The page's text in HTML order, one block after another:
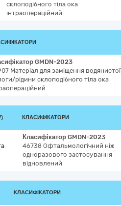
склоподібного тіла ока
інтраопераційний
GMDN-2023
Матеріал для заміщення водянистої
рідини склоподібного тіла ока
КЛАСИФІКАТОРИ
Класифікатор GMDN-2023
46738 Офтальмологічний ніж
одноразового застосування
відновлений
КЛАСИФІКАТОРИ